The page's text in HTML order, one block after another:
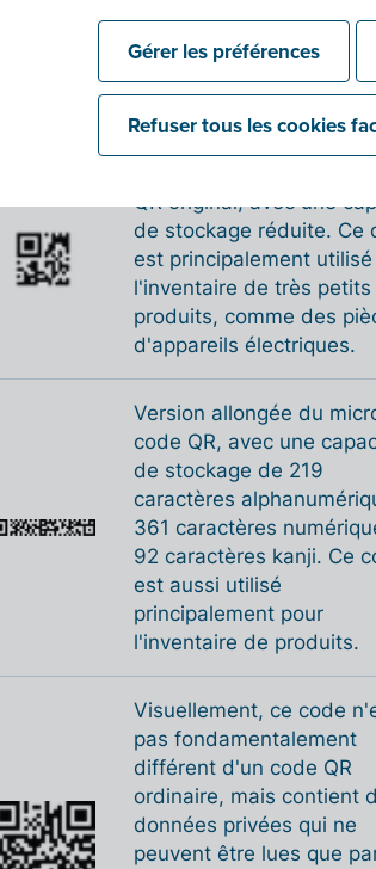
caractères numériques,
caractères
2.953 octets binaires et
QR original, avec une
de stockage réduite. Ce
est principalement
l'inventaire de très petits
produits, comme des
d'appareils électriques.
Version allongée du
code QR, avec une
de stockage de 219
caractères
361 caractères
92 caractères kanji. Ce
est aussi utilisé
principalement pour
l'inventaire de produits.
Visuellement, ce code
pas fondamentalement
différent d'un code QR
ordinaire, mais contient
données privées qui ne
peuvent être lues que
Gérer les préférences
Refuser tous les cookies